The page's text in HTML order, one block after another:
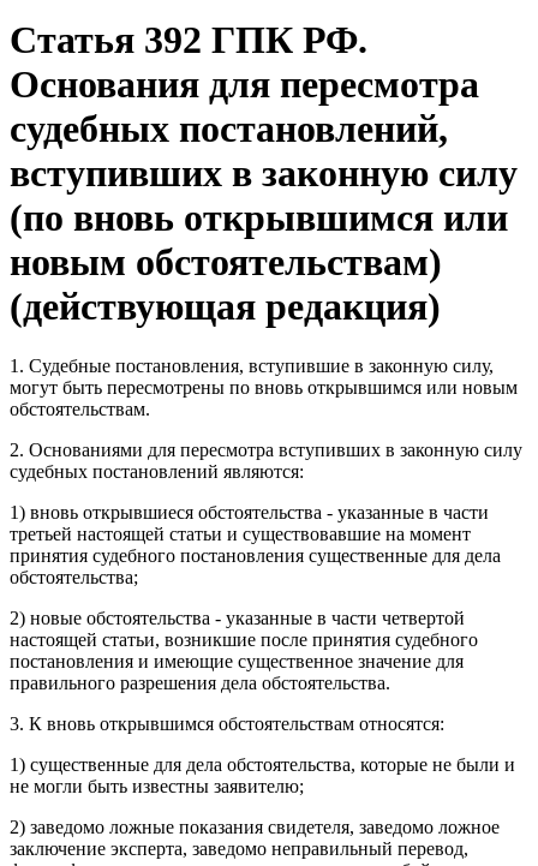
Статья 392 ГПК РФ.
Основания для пересмотра
судебных постановлений,
вступивших в законную силу
(по вновь открывшимся или
новым обстоятельствам)
(действующая редакция)
1. Судебные постановления, вступившие в законную силу,
могут быть пересмотрены по вновь открывшимся или новым
обстоятельствам.
2. Основаниями для пересмотра вступивших в законную силу
судебных постановлений являются:
1) вновь открывшиеся обстоятельства - указанные в части
третьей настоящей статьи и существовавшие на момент
принятия судебного постановления существенные для дела
обстоятельства;
2) новые обстоятельства - указанные в части четвертой
настоящей статьи, возникшие после принятия судебного
постановления и имеющие существенное значение для
правильного разрешения дела обстоятельства.
3. К вновь открывшимся обстоятельствам относятся:
1) существенные для дела обстоятельства, которые не были и
не могли быть известны заявителю;
2) заведомо ложные показания свидетеля, заведомо ложное
заключение эксперта, заведомо неправильный перевод,